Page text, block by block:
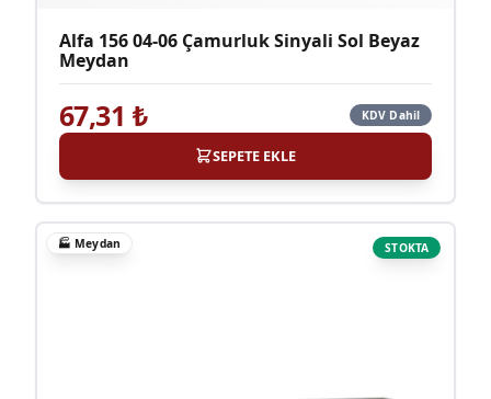
Alfa 156 04-06 Çamurluk Sinyali Sol Beyaz
Meydan
67,31 ₺ KDV Dahil
SEPETE EKLE
STOKTA
🏭 Meydan